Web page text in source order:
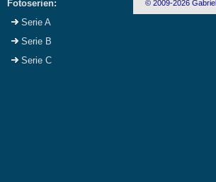
Fotoserien:
Serie A
Serie B
Serie C
© 2009-2026